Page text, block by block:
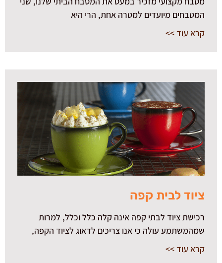
המטבחים מיועדים למטרה אחת, הרי היא
קרא עוד >>
ציוד לבית קפה
רכישת ציוד לבתי קפה אינה קלה כלל וכלל, למרות
שמהמשתמע עולה כי אנו צריכים לדאוג לציוד הקפה,
קרא עוד >>